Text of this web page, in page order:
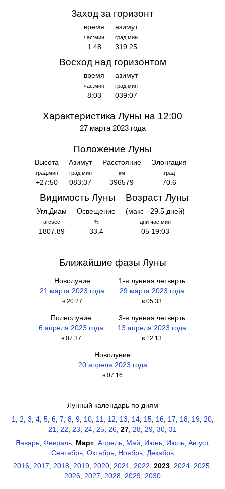
Заход за горизонт
время
час:мин
1:48
азимут
град:мин
319:25
Восход над горизонтом
время
час:мин
8:03
азимут
град:мин
039:07
Характеристика Луны на 12:00
27 марта 2023 года
Положение Луны
Высота
град:мин
+27:50
Азимут
град:мин
083:37
Расстояние
км
396579
Элонгация
град
70.6
Видимость Луны
Угл.Диам
arcsec
1807.89
Освещение
%
33.4
Возраст Луны
(макс - 29.5 дней)
дни час:мин
05 19:03
Ближайшие фазы Луны
Новолуние
21 марта 2023 года
в 20:27
1-я лунная четверть
29 марта 2023 года
в 05:33
Полнолуние
6 апреля 2023 года
в 07:37
3-я лунная четверть
13 апреля 2023 года
в 12:13
Новолуние
20 апреля 2023 года
в 07:16
Лунный календарь по дням
1
2 3 4, 5, 6, 7 8 9, 10, 11 12 13 14, 15, 16, 17 18 19, 20,
21
22 23 24 25 26 27 28 29 30 31
Январь Февраль Март Апрель Май Июнь Июль Август,
Сентябрь Октябрь Ноябрь Декабрь
2016, 2017, 2018, 2019, 2020, 2021, 2022, 2023, 2024, 2025,
2026, 2027, 2028, 2029, 2030